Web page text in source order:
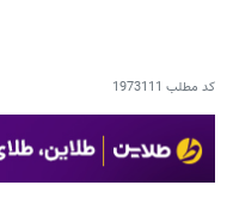
کد مطلب 1973111